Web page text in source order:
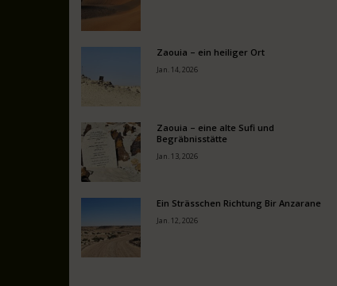
Zaouia – ein heiliger Ort
Jan. 14, 2026
Zaouia – eine alte Sufi und
Begräbnisstätte
Jan. 13, 2026
Ein Strässchen Richtung Bir Anzarane
Jan. 12, 2026